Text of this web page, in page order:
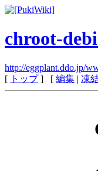
chroot-
http://eggplant.ddo.jp/
[ トップ] [ 編集 | 凍